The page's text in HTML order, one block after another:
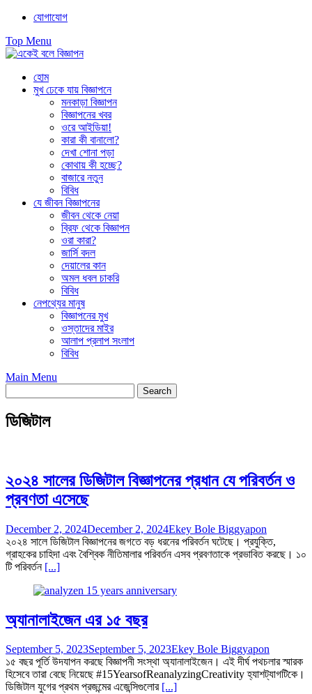
Skip
content
যোগাযোগ
Top Menu
হোম
মুখ ঢেকে যায় বিজ্ঞাপনে
মনকাড়া বিজ্ঞাপন
বিজ্ঞাপনের খবর
ওরে আইডিয়া!
কারা কী বানালো?
দেখা শোনা পড়া
কোথায় কী হচ্ছে?
বাজারে নতুন
বিবিধ
যে জীবন বিজ্ঞাপনের
জীবন থেকে নেয়া
ব্রিফ থেকে বিজ্ঞাপন
ওরা কারা?
জার্সি বদল
দেয়ালের কান
অমল ধবল চাকরি
বিবিধ
নেপথ্যের মানুষ
বিজ্ঞাপনের মুখ
ওস্তাদের মাইর
আলাপ প্রলাপ সংলাপ
বিবিধ
Main Menu
ডিজিটাল
২০২৪ সালের ডিজিটাল বিজ্ঞাপনের প্রধান যে পরিবর্তন ও
প্রবণতা এসেছে
December 2, 2024December 2, 2024Ekey Bole Biggyapon
২০২৪ সালে ডিজিটাল বিজ্ঞাপনের জগতে বড় ধরনের পরিবর্তন ঘটেছে। প্রযুক্তি,
গ্রাহকের চাহিদা এবং বৈশ্বিক নীতিমালার পরিবর্তন এসব প্রবণতাকে প্রভাবিত করছে। ১০
টি পরিবর্তন [...]
অ্যানালাইজেন এর ১৫ বছর
September 5, 2023September 5, 2023Ekey Bole Biggyapon
১৫ বছর পূর্তি উদযাপন করছে বিজ্ঞাপনী সংস্থা অ্যানালাইজেন। এই দীর্ঘ পথচলার স্মারক
হিসেবে তারা বেছে নিয়েছে #15YearsofReanalyzingCreativity হ্যাশট্যাগটিকে।
ডিজিটাল যুগের প্রথম প্রজন্মের এজেন্সিগুলোর [...]